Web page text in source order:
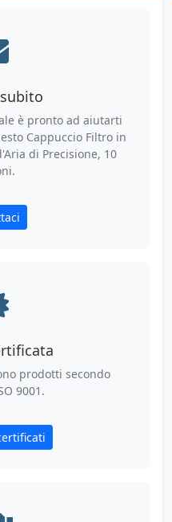
è pronto ad aiutarti
Cappuccio Filtro in
di Precisione, 10
prodotti secondo
9001.